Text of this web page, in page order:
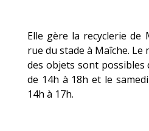
Elle gère la recyclerie de
rue du stade à Maîche. Le
des objets sont possibles
de 14h à 18h et le
14h à 17h.